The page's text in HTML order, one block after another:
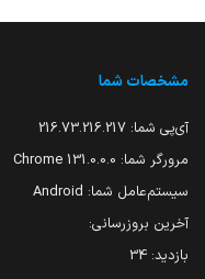
مشخصات شما
آی‌پی شما: 216.73.216.217
مرورگر شما: 131.0.0.0 Chrome
سیستم‌عامل شما: Android
آخرین بروزرسانی:
بازدید: 34